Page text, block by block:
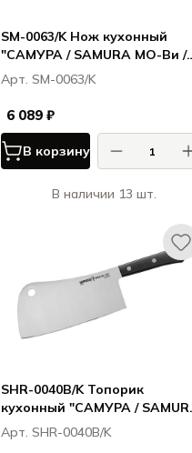
SM-0063/K Нож кухонный
"САМУРА / SAMURA МО-Ви /
MO-V" обвалочный 165 мм,
10
Арт. SM-0063/K
6 089 ₽
В корзину
В наличии 13 шт.
SHR-0040B/K Топорик
кухонный "САМУРА /
Харакири / Harakiri" 180 мм,
корроз.-стойкая сталь, ABS
Арт. SHR-0040B/K